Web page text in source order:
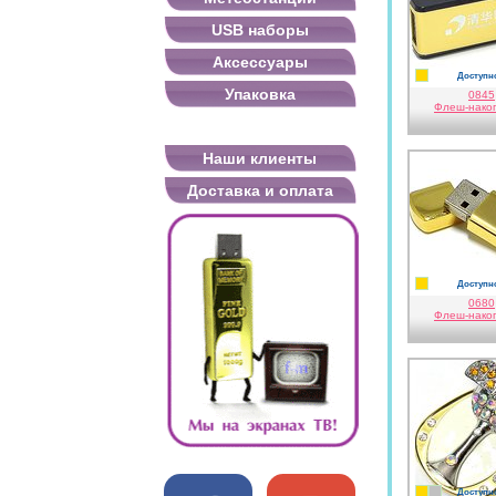
0845
Флеш-
0680
Флеш-
USB наборы
Аксессуары
Упаковка
Наши клиенты
Доставка и оплата